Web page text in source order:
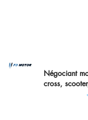
Négociant
cross,